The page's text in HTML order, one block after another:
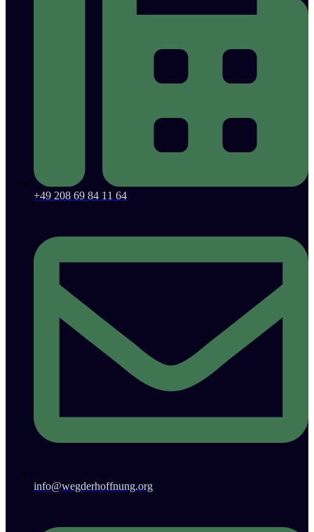
+49 208 69 84 11 64
info@wegderhoffnung.org